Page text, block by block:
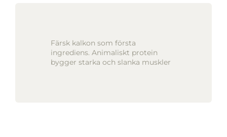
Färsk kalkon som första
ingrediens. Animaliskt protein
bygger starka och slanka muskler